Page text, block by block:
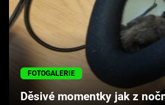
Hry
Cool Esport
Pořady
FOTOGALERIE
Děsivé momentky jak z